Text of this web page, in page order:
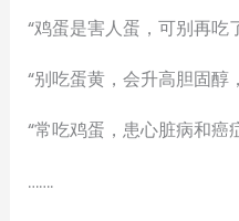
“鸡蛋是害人蛋，可别再吃
“别吃蛋黄，会升高胆固醇
“常吃鸡蛋，患心脏病和癌
…….